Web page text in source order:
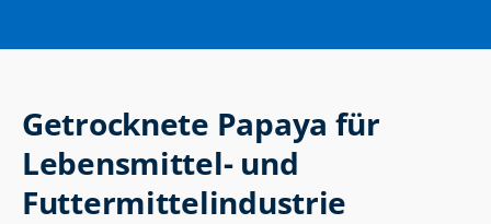
Getrocknete Papaya für
Lebensmittel- und
Futtermittelindustrie